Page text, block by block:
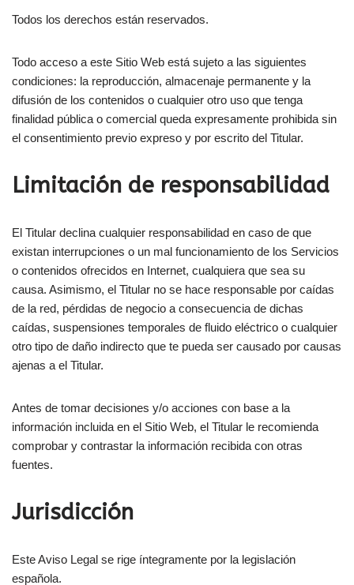
Todos los derechos están reservados.
Todo acceso a este Sitio Web está sujeto a las siguientes
condiciones: la reproducción, almacenaje permanente y la
difusión de los contenidos o cualquier otro uso que tenga
finalidad pública o comercial queda expresamente prohibida sin
el consentimiento previo expreso y por escrito del Titular.
Limitación de responsabilidad
El Titular declina cualquier responsabilidad en caso de que
existan interrupciones o un mal funcionamiento de los Servicios
o contenidos ofrecidos en Internet, cualquiera que sea su
causa. Asimismo, el Titular no se hace responsable por caídas
de la red, pérdidas de negocio a consecuencia de dichas
caídas, suspensiones temporales de fluido eléctrico o cualquier
otro tipo de daño indirecto que te pueda ser causado por causas
ajenas a el Titular.
Antes de tomar decisiones y/o acciones con base a la
información incluida en el Sitio Web, el Titular le recomienda
comprobar y contrastar la información recibida con otras
fuentes.
Jurisdicción
Este Aviso Legal se rige íntegramente por la legislación
española.